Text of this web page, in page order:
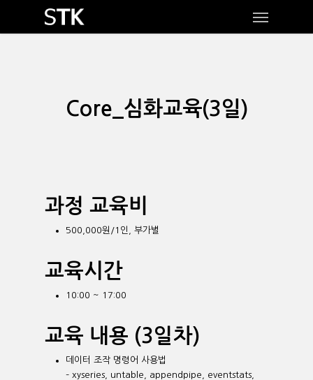
main
Core_심화교육(3일)
과정 교육비
500,000원/1인, 부가별
교육시간
10:00 ~ 17:00
교육 내용 (3일차)
데이터 조작 명령어 사용법
– xyseries, untable, appendpipe, eventstats,